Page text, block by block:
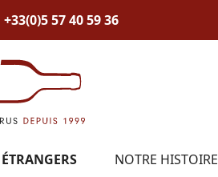
+33(0)5 57 40 59 36
NOTRE HISTOIRE